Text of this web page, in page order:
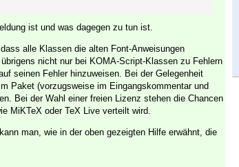
ist und was dagegen zu tun ist.
alle Klassen die alten Font-Anweisungen
nicht nur bei KOMA-Script-Klassen zu Fehlern
seinen Fehler hinzuweisen. Bei der Gelegenheit
Paket (vorzugsweise im Eingangskommentar und
Bei der Wahl einer freien Lizenz stehen die Chancen
MiKTeX oder TeX Live verteilt wird.
man, wie in der oben gezeigten Hilfe erwähnt, die